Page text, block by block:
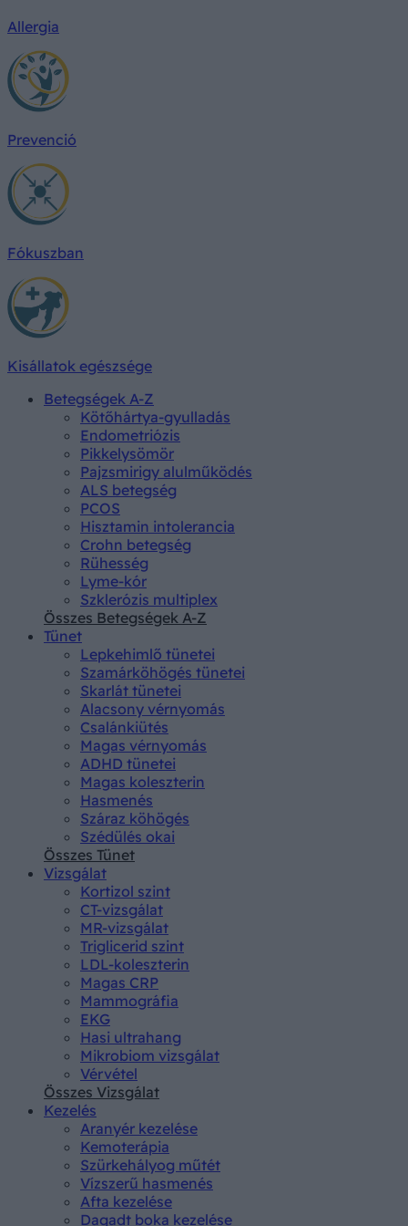
Allergia
Prevenció
Fókuszban
Kisállatok egészsége
Betegségek A-Z
Kötőhártya-gyulladás
Endometriózis
Pikkelysömör
Pajzsmirigy alulműködés
ALS betegség
PCOS
Hisztamin intolerancia
Crohn betegség
Rühesség
Lyme-kór
Szklerózis multiplex
Összes Betegségek A-Z
Tünet
Lepkehimlő tünetei
Szamárköhögés tünetei
Skarlát tünetei
Alacsony vérnyomás
Csalánkiütés
Magas vérnyomás
ADHD tünetei
Magas koleszterin
Hasmenés
Száraz köhögés
Szédülés okai
Összes Tünet
Vizsgálat
Kortizol szint
CT-vizsgálat
MR-vizsgálat
Triglicerid szint
LDL-koleszterin
Magas CRP
Mammográfia
EKG
Hasi ultrahang
Mikrobiom vizsgálat
Vérvétel
Összes Vizsgálat
Kezelés
Aranyér kezelése
Kemoterápia
Szürkehályog műtét
Vízszerű hasmenés
Afta kezelése
Dagadt boka kezelése